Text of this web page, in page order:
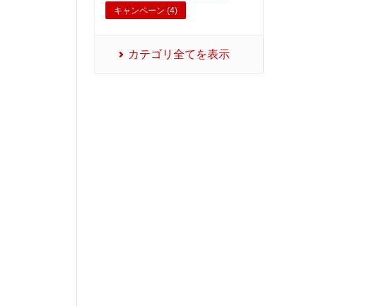
キャンペーン (4)
カテゴリ全てを表示